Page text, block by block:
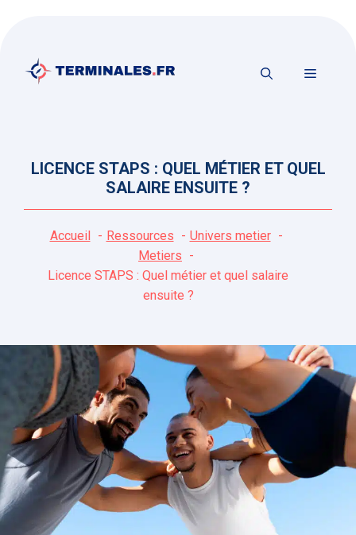
contenu
MENU
LICENCE STAPS : QUEL MÉTIER ET QUEL
SALAIRE ENSUITE ?
Accueil Ressources
Univers metier
Metiers
Licence STAPS : Quel métier et quel salaire
ensuite ?